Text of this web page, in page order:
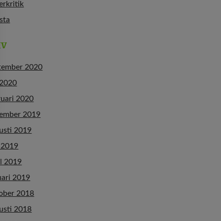
2020
2020
2020
2019
2019
2019
2019
2018
2018